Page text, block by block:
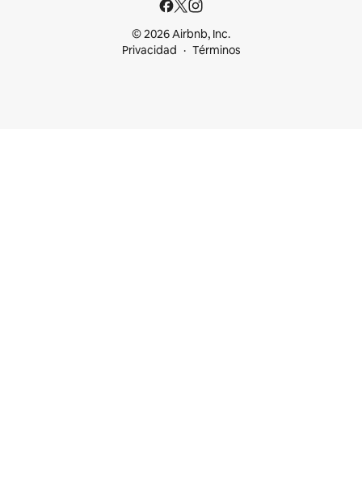
© 2026 Airbnb, Inc.
Privacidad
Términos